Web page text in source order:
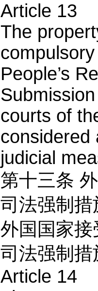
Article 13
The
People’s
courts of
considered
judicial
第十三条
司法强制措
外国国家
司法强制措
Article 14